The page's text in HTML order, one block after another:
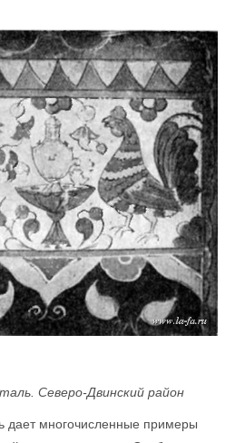
Северо-Двинский район
дает многочисленные примеры